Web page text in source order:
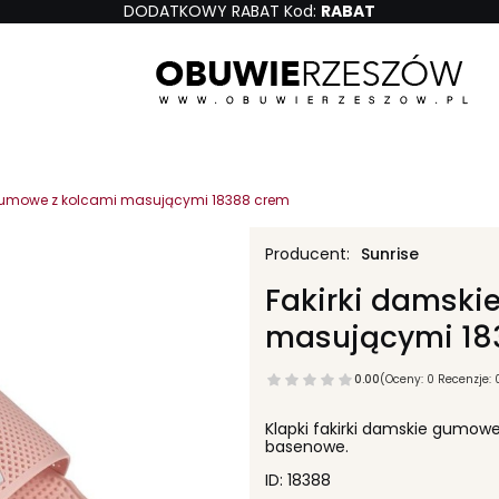
DODATKOWY RABAT Kod: RABAT
z kolcami masującymi 18388 crem
Sunrise
Fakirki
masującymi
0.00(Oceny: 0 Recenzje:
Klapki fakirki damskie
basenowe.
ID: 18388